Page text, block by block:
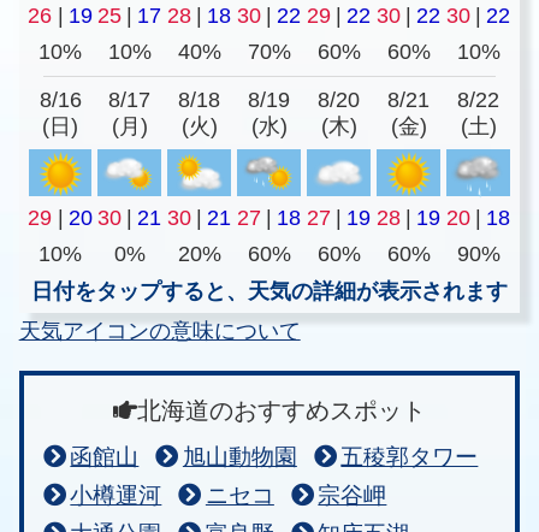
26 19 25 17 28 18 30 22 29 22 30 22 30
22
10%
10% 40% 70% 60% 60% 10%
8/16
(日)
8/17
(月)
8/18
(火)
8/19
(水)
8/20
(木)
8/21
(金)
8/22
(土)
29 20 30 21 30 21 27 18 27 19 28 19 20
18
10%
0% 20% 60% 60% 60%
90%
日付をタップすると、天気の詳細が表示されます
天気アイコンの意味について
北海道のおすすめスポット
函館山 旭山動物園
五稜郭タワー
小樽運河
ニセコ
宗谷岬